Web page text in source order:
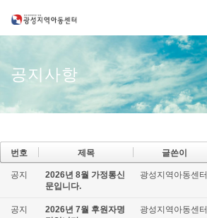
공지사항
번호 제목 글쓴이
공지
2026년 8월 가정통신
문입니다.
광성지역아동센터
공지
2026년 7월 후원자명
광성지역아동센터